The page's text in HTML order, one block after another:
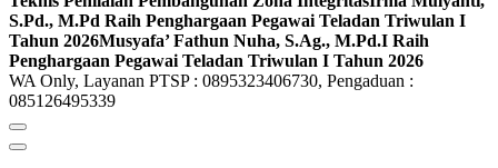
S.Pd., M.Pd Raih Penghargaan Pegawai Teladan Triwulan I
Tahun 2026Musyafa’ Fathun Nuha, S.Ag., M.Pd.I Raih
Penghargaan Pegawai Teladan Triwulan I Tahun 2026
WA Only, Layanan PTSP : 0895323406730, Pengaduan :
085126495339